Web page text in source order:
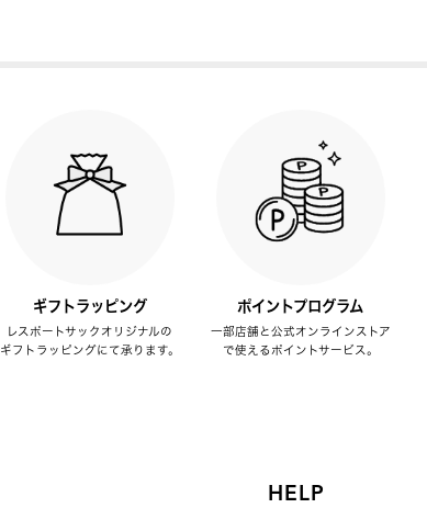
ギフトラッピング
レスポートサックオリジナルの
ギフトラッピングにて承ります。
ポイントプログラム
一部店舗と公式オンラインストア
で使えるポイントサービス。
HELP